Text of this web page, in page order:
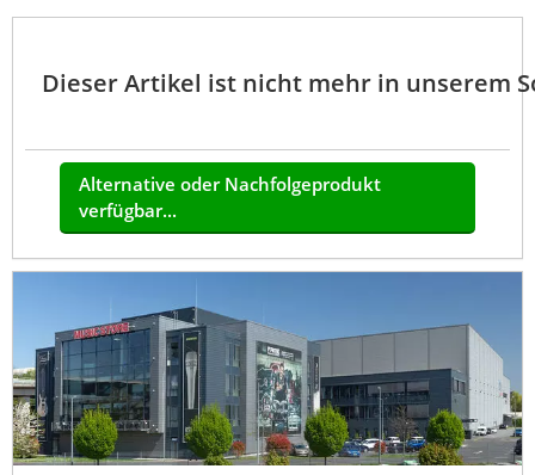
Dieser Artikel ist nicht mehr in unserem
Alternative oder Nachfolgeprodukt
verfügbar...